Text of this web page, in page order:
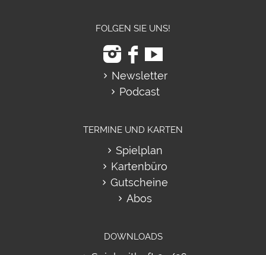
FOLGEN SIE UNS!
Newsletter
Podcast
TERMINE UND KARTEN
Spielplan
Kartenbüro
Gutscheine
Abos
DOWNLOADS